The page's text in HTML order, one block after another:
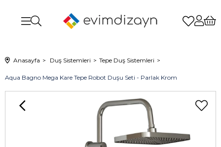
Anasayfa Duş Sistemleri Tepe Duş Sistemleri
Aqua Bagno Mega Kare Tepe Robot Duşu Seti - Parlak Krom